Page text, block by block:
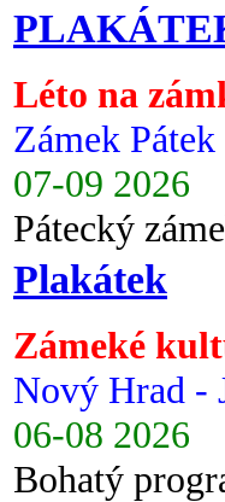
Léto na
Zámek Pátek
07-09 2026
Pátecký
Plakátek
Zámeké
Nový Hrad -
06-08 2026
Bohatý